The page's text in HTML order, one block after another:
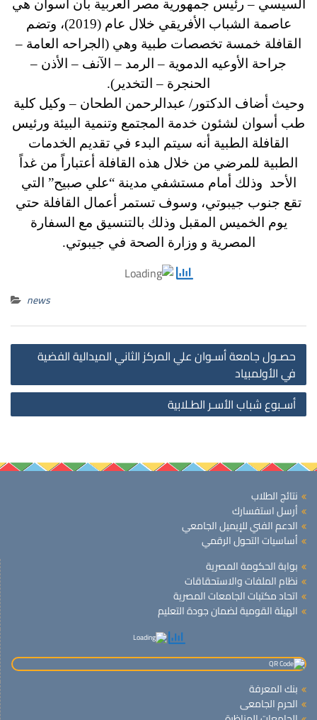
السيسي – رئيس جمهورية مصر العربية بأن أسوان هي
عاصمة الشباب الأفريقي خلال عام (2019)، وتضم
القافلة خمسة تخصصات طبية وهي (الجراحه العامة –
جراحة الأوعيه الدموية – الرمد – الآنف – الأذن –
الحنجرة – التخدير).
وحيث أضاف الدكتور/ عبدالرحمن الطحان – وكيل كلية
طب أسوان لشئون خدمة المجتمع وتنمية البيئة ورئيس
القافلة الطبية أنه سيتم البدء في تقديم الخدمات
الطبية للمرضي من خلال هذه القافلة أعتباراً من غداً
الأحد وذلك أمام مستشفي مدينة “علي صبيح” التي
تقع جنوب جيبوتي، وسوف تستمر أعمال القافلة حتي
يوم الخميس المقبل وذلك بالتنسيق مع السفارة
المصرية و وزارة الصحة في جيبوتي.
news
حصـول جامعة أسـوان علي المركز الثاني الميدالية الفضية
في الأولمبياد
أسـبوع شباب الأسـر الطـلابية
نتائج الطلاب
أرسل استفسارك
الدعم الفني للإيميل الجامعي
أساسيات التحول الرقمي
بوابة الحكومة المصرية
نظام الملفات والاستحقاقات
اتحاد مكتبات الجامعات المصرية
الهيئة القومية لضمان جودة التعليم
بنك المعرفة
الحرم الجامعى